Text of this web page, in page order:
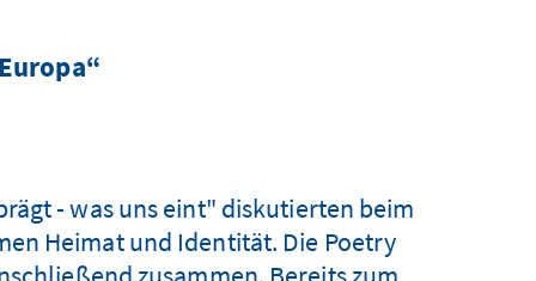
- was uns eint" diskutierten beim
Heimat und Identität. Die Poetry